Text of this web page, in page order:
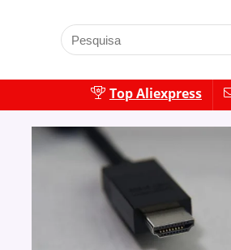
Top Aliexpress